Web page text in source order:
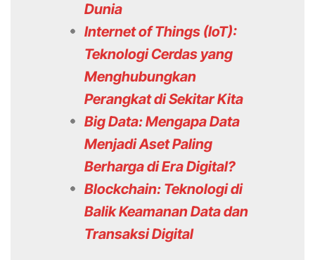
Dunia
Internet of Things (IoT):
Teknologi Cerdas yang
Menghubungkan
Perangkat di Sekitar Kita
Big Data: Mengapa Data
Menjadi Aset Paling
Berharga di Era Digital?
Blockchain: Teknologi di
Balik Keamanan Data dan
Transaksi Digital